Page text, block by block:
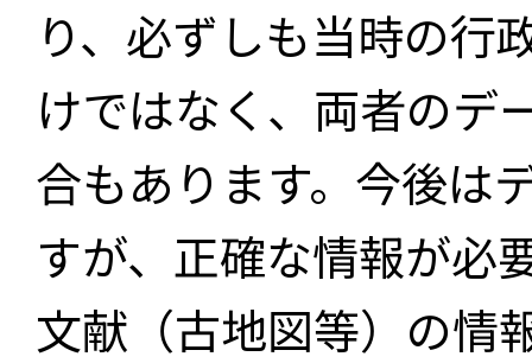
り、必ずしも当時の行
けではなく、両者のデ
合もあります。今後は
すが、正確な情報が必
文献（古地図等）の情